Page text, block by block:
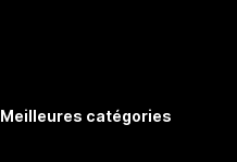
Meilleures catégories